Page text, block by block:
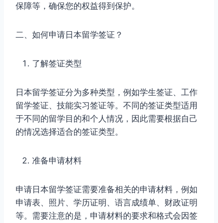
保障等，确保您的权益得到保护。
二、如何申请日本留学签证？
了解签证类型
日本留学签证分为多种类型，例如学生签证、工作
留学签证、技能实习签证等。不同的签证类型适用
于不同的留学目的和个人情况，因此需要根据自己
的情况选择适合的签证类型。
准备申请材料
申请日本留学签证需要准备相关的申请材料，例如
申请表、照片、学历证明、语言成绩单、财政证明
等。需要注意的是，申请材料的要求和格式会因签